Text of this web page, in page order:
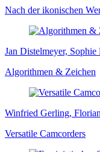
Nach der ikonischen
Jan Distelmeyer,
Algorithmen & Zeichen
Winfried Gerling,
Versatile Camcorders